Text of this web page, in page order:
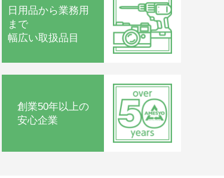
日用品から業務用
まで
幅広い取扱品目
創業50年以上の
安心企業